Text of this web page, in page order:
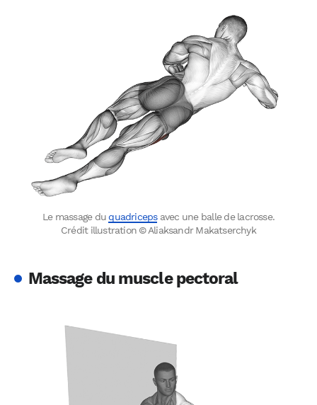
Le massage duquadricepsavec une balle de lacrosse.
Crédit illustration © Aliaksandr Makatserchyk
Massage du muscle pectoral